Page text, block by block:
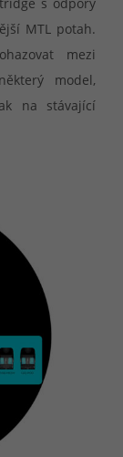
MTL potah.
mezi
model,
na stávající